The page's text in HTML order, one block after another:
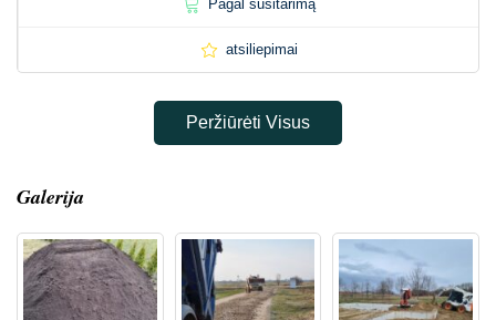
Pagal susitarimą
atsiliepimai
Peržiūrėti Visus
Galerija